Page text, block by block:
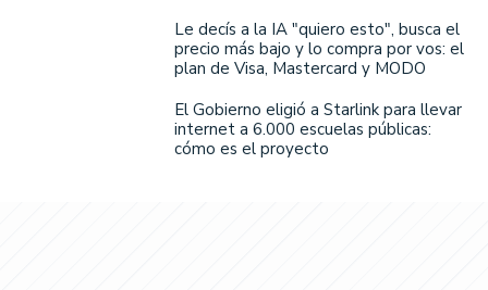
Le decís a la IA "quiero esto", busca el
precio más bajo y lo compra por vos: el
plan de Visa, Mastercard y MODO
El Gobierno eligió a Starlink para llevar
internet a 6.000 escuelas públicas:
cómo es el proyecto